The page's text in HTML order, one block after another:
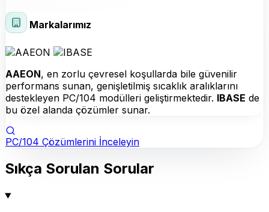
Markalarımız
AAEON, en zorlu çevresel koşullarda bile güvenilir
performans sunan, genişletilmiş sıcaklık aralıklarını
destekleyen PC/104 modülleri geliştirmektedir. IBASE de
bu özel alanda çözümler sunar.
PC/104 Çözümlerini İnceleyin
Sıkça Sorulan Sorular